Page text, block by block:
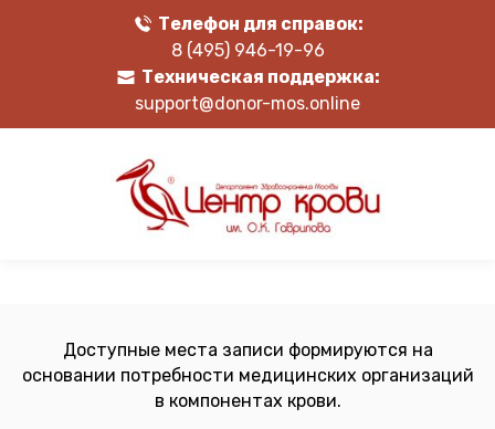
Телефон для справок:
8 (495) 946-19-96
Техническая поддержка:
support@donor-mos.online
Доступные места записи формируются на
основании потребности медицинских организаций
в компонентах крови.